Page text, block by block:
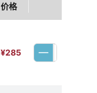
价格
¥285